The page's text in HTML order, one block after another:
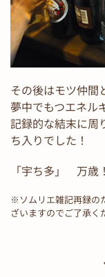
その後はモツ仲間
夢中でもつエネル
記録的な結末に周
ち入りでした！
「宇ち多」 万歳
※ソムリエ雑記再録の
ざいますのでご了承く